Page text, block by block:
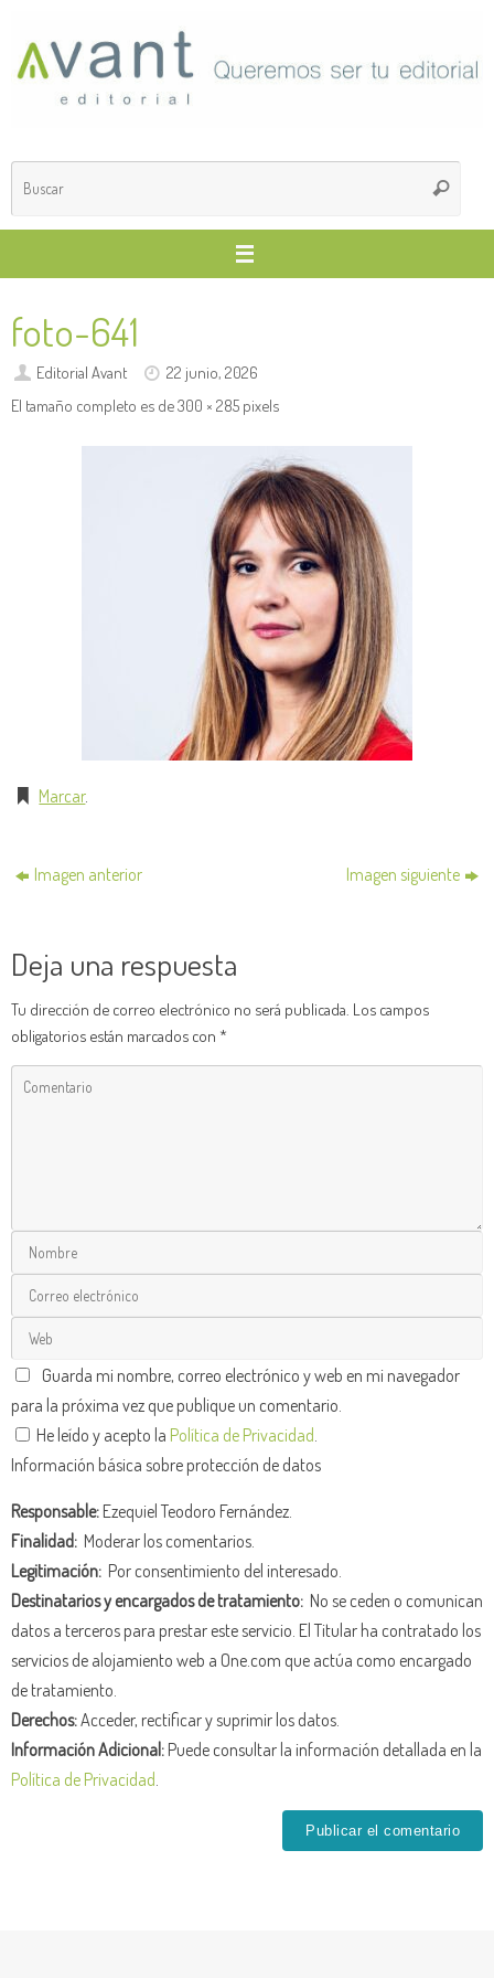
contenido
Buscar
foto-641
Editorial Avant
22 junio, 2026
El tamaño completo es de300 × 285 pixels
Marcar.
Imagen anterior Imagen siguiente
Deja una respuesta
Tu dirección de correo electrónico no será publicada. Los campos
obligatorios están marcados con *
Guarda mi nombre, correo electrónico y web en mi navegador
para la próxima vez que publique un comentario.
He leído y acepto la Política de Privacidad
Información básica sobre protección de datos
Responsable:Ezequiel Teodoro Fernández.
Finalidad: Moderar los comentarios.
Legitimación: Por consentimiento del interesado.
Destinatarios y encargados de tratamiento: No se ceden o comunican
datos a terceros para prestar este servicio. El Titular ha contratado los
servicios de alojamiento web a One.com que actúa como encargado
de tratamiento.
Derechos:Acceder, rectificar y suprimir los datos.
Información Adicional:Puede consultar la información detallada en la
Política de Privacidad